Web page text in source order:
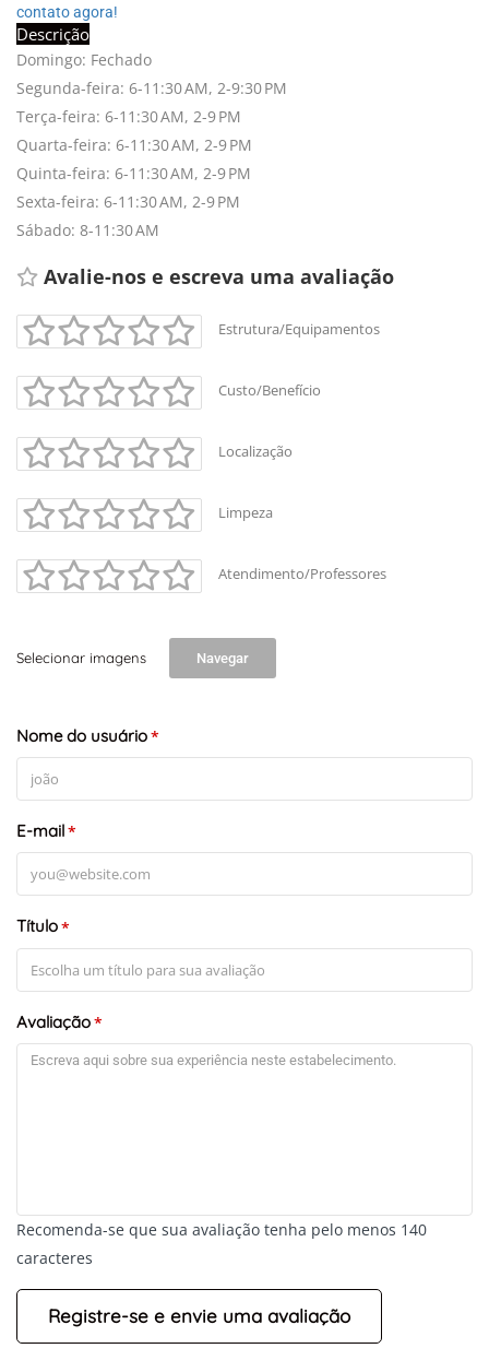
+-
Leaflet
contato agora!
Descrição
Domingo: Fechado
Segunda-feira: 6-11:30 AM, 2-9:30 PM
Terça-feira: 6-11:30 AM, 2-9 PM
Quarta-feira: 6-11:30 AM, 2-9 PM
Quinta-feira: 6-11:30 AM, 2-9 PM
Sexta-feira: 6-11:30 AM, 2-9 PM
Sábado: 8-11:30 AM
Avalie-nos e escreva uma avaliação
Estrutura/Equipamentos
Custo/Benefício
Localização
Limpeza
Atendimento/Professores
Selecionar imagens Navegar
Nome do usuário*
E-mail*
Título*
Avaliação*
Recomenda-se que sua avaliação tenha pelo menos 140
caracteres